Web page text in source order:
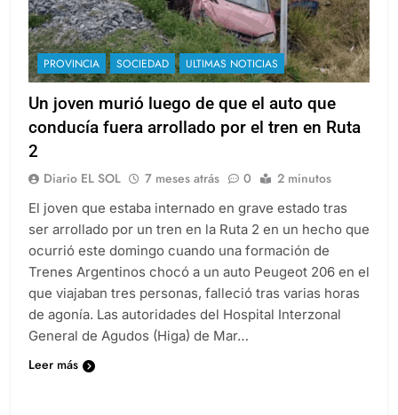
PROVINCIA SOCIEDAD ULTIMAS NOTICIAS
Un joven murió luego de que el auto que
conducía fuera arrollado por el tren en Ruta
2
Diario EL SOL 7 meses atrás 0 2 minutos
El joven que estaba internado en grave estado tras
ser arrollado por un tren en la Ruta 2 en un hecho que
ocurrió este domingo cuando una formación de
Trenes Argentinos chocó a un auto Peugeot 206 en el
que viajaban tres personas, falleció tras varias horas
de agonía. Las autoridades del Hospital Interzonal
General de Agudos (Higa) de Mar…
Leer más